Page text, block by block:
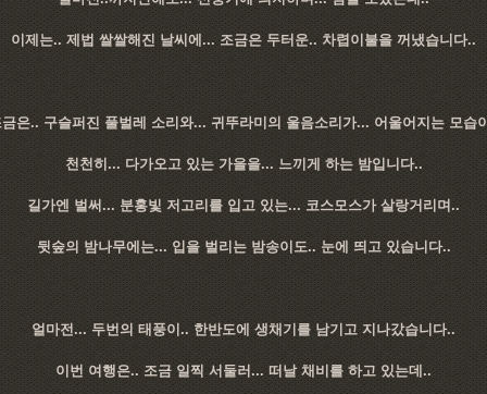
이제는.. 제법 쌀쌀해진 날씨에... 조금은 두터운.. 차렵이불을 꺼냈습니다..
은.. 구슬퍼진 풀벌레 소리와... 귀뚜라미의 울음소리가... 어울어지는 모습
천천히... 다가오고 있는 가을을... 느끼게 하는 밤입니다..
길가엔 벌써... 분홍빛 저고리를 입고 있는... 코스모스가 살랑거리며..
뒷숲의 밤나무에는... 입을 벌리는 밤송이도.. 눈에 띄고 있습니다..
얼마전... 두번의 태풍이.. 한반도에 생채기를 남기고 지나갔습니다..
이번 여행은.. 조금 일찍 서둘러... 떠날 채비를 하고 있는데..